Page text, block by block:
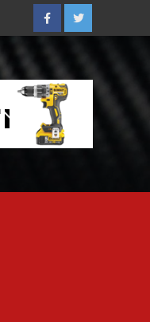
FacebookTwitter